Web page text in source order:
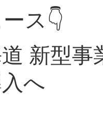
ス👇
新型
へ